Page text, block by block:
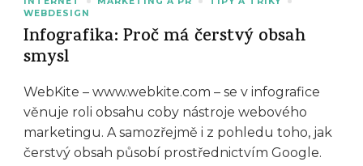
WEBDESIGN
Infografika: Proč má čerstvý obsah
smysl
WebKite – www.webkite.com – se v infografice
věnuje roli obsahu coby nástroje webového
marketingu. A samozřejmě i z pohledu toho, jak
čerstvý obsah působí prostřednictvím Google.